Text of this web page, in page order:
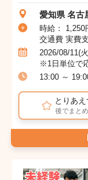
愛知県 名古
時給：
交通費 実費
2026/08/11(
※1日単位で
13:00 ～
とりあ
後でまと